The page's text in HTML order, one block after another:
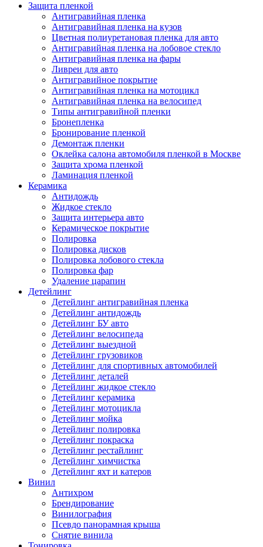
Защита пленкой
Антигравийная пленка
Антигравийная пленка на кузов
Цветная полиуретановая пленка для авто
Антигравийная пленка на лобовое стекло
Антигравийная пленка на фары
Ливреи для авто
Антигравийное покрытие
Антигравийная пленка на мотоцикл
Антигравийная пленка на велосипед
Типы антигравийной пленки
Бронепленка
Бронирование пленкой
Демонтаж пленки
Оклейка салона автомобиля пленкой в Москве
Защита хрома пленкой
Ламинация пленкой
Керамика
Антидождь
Жидкое стекло
Защита интерьера авто
Керамическое покрытие
Полировка
Полировка дисков
Полировка лобового стекла
Полировка фар
Удаление царапин
Детейлинг
Детейлинг антигравийная пленка
Детейлинг антидождь
Детейлинг БУ авто
Детейлинг велосипеда
Детейлинг выездной
Детейлинг грузовиков
Детейлинг для спортивных автомобилей
Детейлинг деталей
Детейлинг жидкое стекло
Детейлинг керамика
Детейлинг мотоцикла
Детейлинг мойка
Детейлинг полировка
Детейлинг покраска
Детейлинг рестайлинг
Детейлинг химчистка
Детейлинг яхт и катеров
Винил
Антихром
Брендирование
Винилография
Псевдо панорамная крыша
Снятие винила